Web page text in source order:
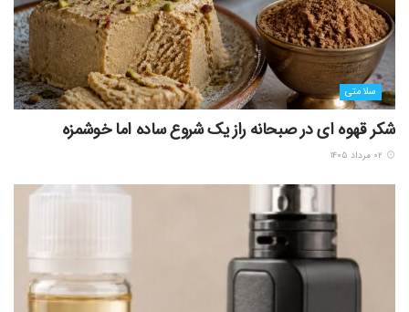
سلامتی
شکر قهوه ای در صبحانه راز یک شروع ساده اما خوشمزه